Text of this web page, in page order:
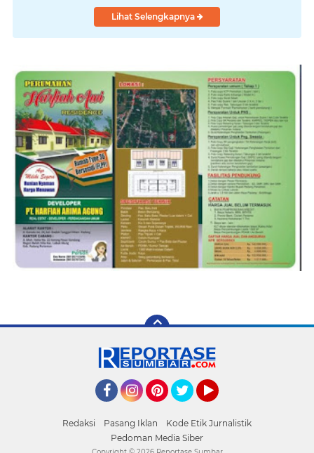
Lihat Selengkapnya
Redaksi Pasang Iklan
Kode Etik Jurnalistik
Pedoman Media Siber